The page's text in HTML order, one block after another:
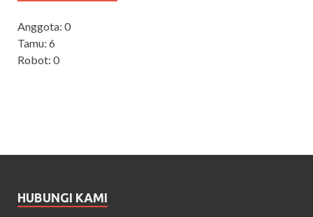
Anggota: 0
Tamu: 6
Robot: 0
HUBUNGI KAMI